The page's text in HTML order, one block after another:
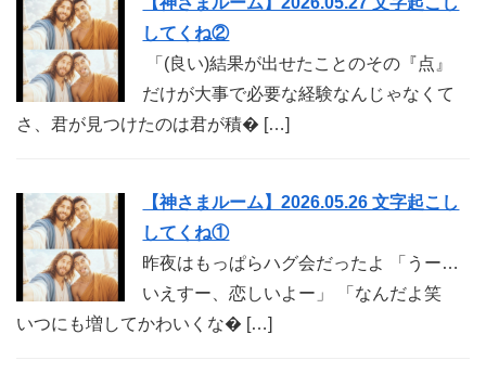
してくね②
「(良い)結果が出せたことのその『点』
だけが大事で必要な経験なんじゃなくて
さ、君が見つけたのは君が積� […]
【神さまルーム】2026.05.26 文字起こし
してくね①
昨夜はもっぱらハグ会だったよ 「うー…
いえすー、恋しいよー」 「なんだよ笑
いつにも増してかわいくな� […]